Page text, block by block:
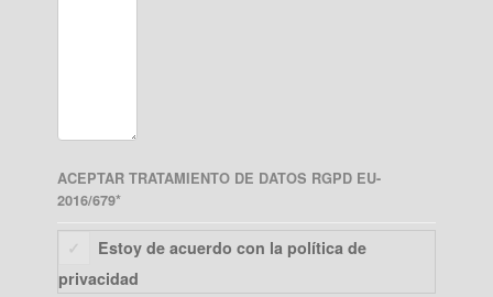
ACEPTAR TRATAMIENTO DE DATOS RGPD EU-
2016/679*
Estoy de acuerdo con la política de
privacidad